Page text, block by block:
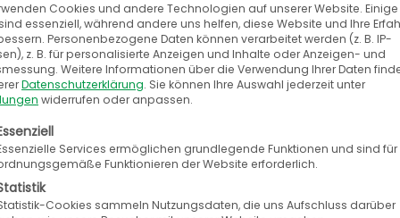
verhilft Autoteile-
Melchior
2022
Cookies und andere Technologien auf unserer Website.
essenziell, während andere uns helfen, diese Website und Ihre
Personenbezogene Daten können verarbeitet werden (z. B. IP-
z. B. für personalisierte Anzeigen und Inhalte oder Anzeigen- und
Weitere Informationen über die Verwendung Ihrer Daten
Datenschutzerklärung. Sie können Ihre Auswahl jederzeit unter
widerrufen oder anpassen.
eine Liste der Service-Gruppen, für die eine
Services ermöglichen grundlegende Funktionen und sind
Funktionieren der Website erforderlich.
Cookies sammeln Nutzungsdaten, die uns Aufschluss darüber